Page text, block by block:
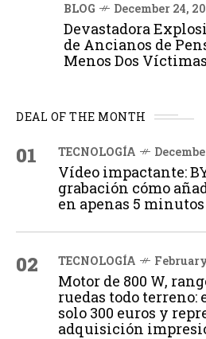
BLOG December 24,
Devastadora
de Ancianos de
Menos Dos
DEAL OF THE MONTH
01 TECNOLOGÍA
Vídeo impactante:
grabación cómo
en apenas 5
02 TECNOLOGÍA
Motor de 800 W,
ruedas todo terreno:
solo 300 euros y
adquisición